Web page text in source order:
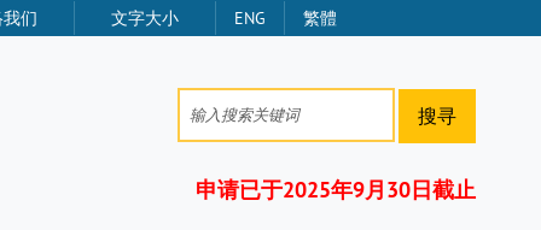
们 文字大小 ENG 繁體
搜寻
申请已于2025年9月30日截止